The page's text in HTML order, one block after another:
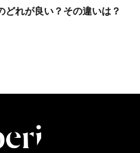
どれが良い？その違いは？